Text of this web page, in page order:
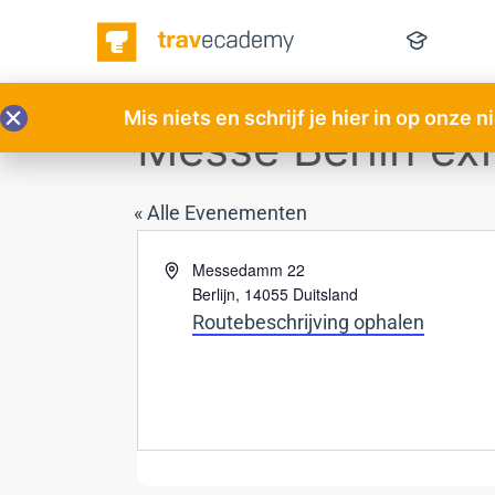
Messe Berlin
« Alle Evenementen
AdresMessedamm 22
Berlijn, 14055 Duitsland
Routebeschrijving ophalen
Mis niets en schrijf je hier in op onze